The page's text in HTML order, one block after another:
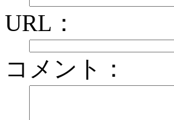
URL：
コメント：